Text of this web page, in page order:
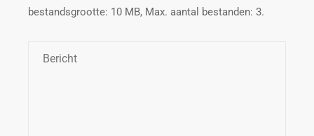
bestandsgrootte: 10 MB, Max. aantal bestanden: 3.